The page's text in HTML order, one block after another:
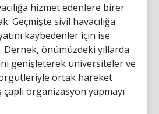
hizmet edenlere birer
Geçmişte sivil havacılığa
kaybedenler için ise
önümüzdeki yıllarda
genişleterek üniversiteler ve
ortak hareket
organizasyon yapmayı